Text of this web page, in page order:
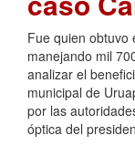
Fue quien obtuvo
manejando mil
analizar el
municipal de
por las
óptica del